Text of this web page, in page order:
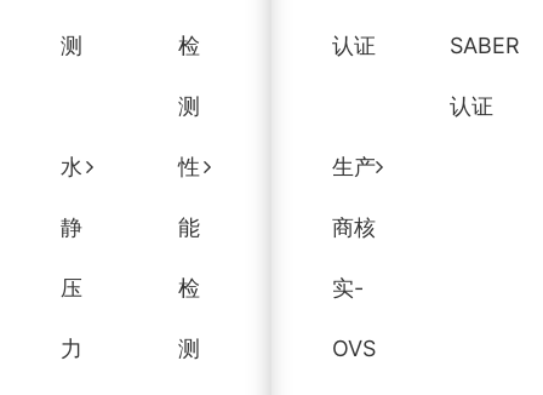
测 检
测
水
静
压
力
性
能
检
测
认证 SABER
认证
生产
商核
实-
OVS